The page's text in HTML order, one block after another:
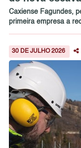
Caxiense Fagundes,
primeira empresa a
30 DE JULHO 2026